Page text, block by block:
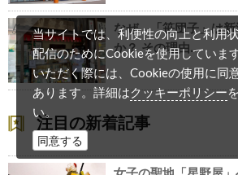
5
なぜ、「笹団子」は
か？ その理由…
注目の新着記事
当サイトでは、利便性の向上と利用
配信のためにCookieを使用していま
いただく際には、Cookieの使用に同
あります。詳細はクッキーポリシー
い。
同意する